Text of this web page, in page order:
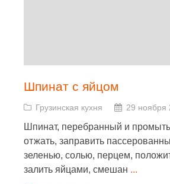
Шпинат с яйцом
Грузинская кухня 29 ноября
Шпинат, перебранный и
отжать, заправить
зеленью, солью, перцем,
залить яйцами, смешан ...